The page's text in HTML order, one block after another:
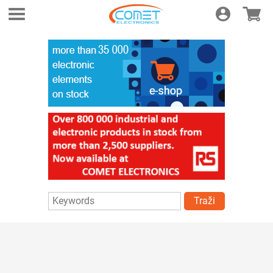
Login E-shop
Traži